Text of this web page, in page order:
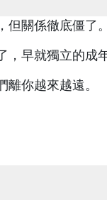
關係徹底僵了。
早就獨立的成
你越來越遠。